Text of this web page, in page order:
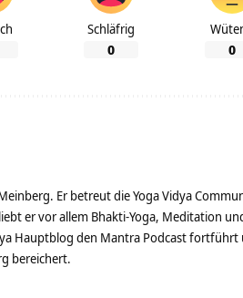
Schläfrig
0 0
Er betreut die Yoga Vidya
er vor allem Bhakti-Yoga, Meditation
Hauptblog den Mantra Podcast
bereichert.